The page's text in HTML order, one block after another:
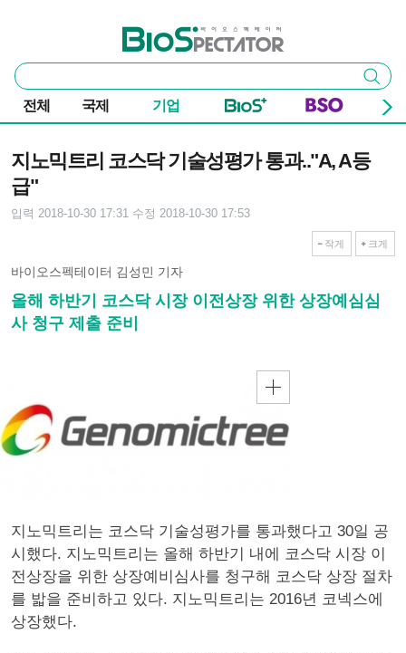
바이오스펙테이터
통
합
검
색
검색
전체 국제 기업
지노믹트리 코스닥 기술성평가 통과.."A, A등
급"
입력 2018-10-30 17:31 수정 2018-10-30 17:53
작게 크게
바이오스펙테이터 김성민 기자
올해 하반기 코스닥 시장 이전상장 위한 상장예심심
사 청구 제출 준비
지노믹트리는 코스닥 기술성평가를 통과했다고 30일 공
시했다. 지노믹트리는 올해 하반기 내에 코스닥 시장 이
전상장을 위한 상장예비심사를 청구해 코스닥 상장 절차
를 밟을 준비하고 있다. 지노믹트리는 2016년 코넥스에
상장했다.